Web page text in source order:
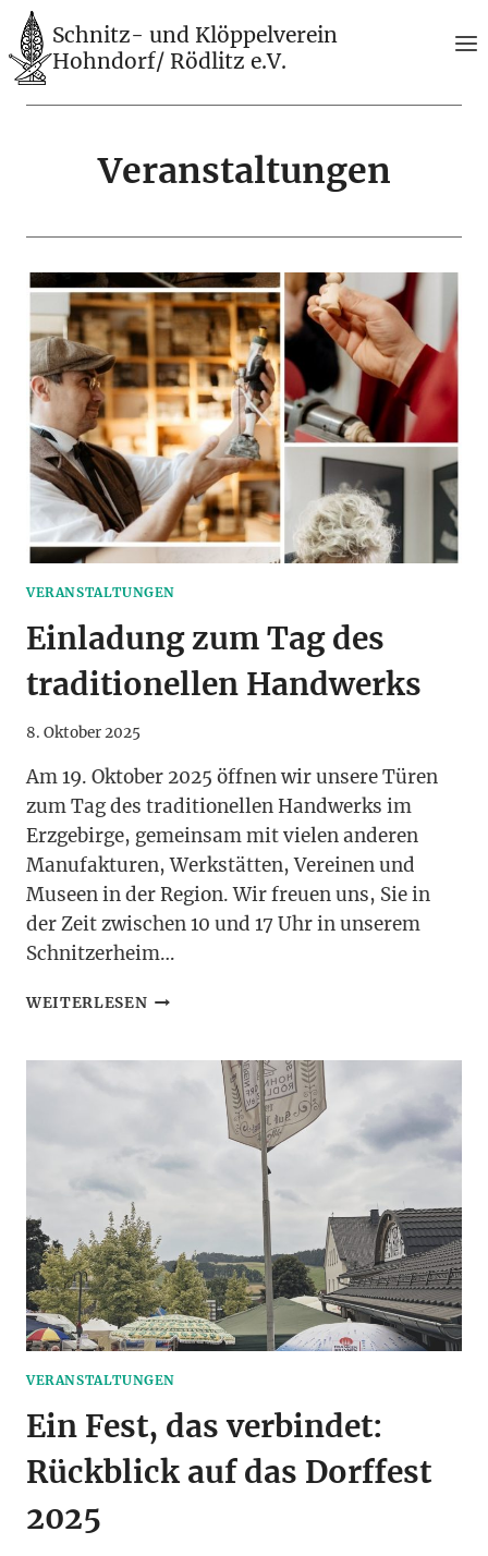
Zum
Inhalt
springen
Schnitz- und Klöppelverein
Hohndorf/ Rödlitz e.V.
Veranstaltungen
VERANSTALTUNGEN
Einladung zum Tag des
traditionellen Handwerks
8. Oktober 2025
Am 19. Oktober 2025 öffnen wir unsere Türen
zum Tag des traditionellen Handwerks im
Erzgebirge, gemeinsam mit vielen anderen
Manufakturen, Werkstätten, Vereinen und
Museen in der Region. Wir freuen uns, Sie in
der Zeit zwischen 10 und 17 Uhr in unserem
Schnitzerheim…
WEITERLESENEINLADUNG
DES
TRADITIONELLEN
HANDWERKS
VERANSTALTUNGEN
Ein Fest, das verbindet:
Rückblick auf das Dorffest
2025